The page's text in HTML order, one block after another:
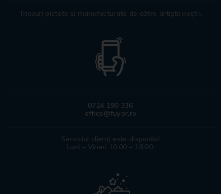
Tricouri pictate si manufacturate de către artiștii noștri.
0724 190 336
office@fuyor.ro
Serviciul clienți este disponibil
Luni – Vineri 10.00 – 18.00.